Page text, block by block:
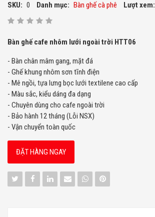
SKU: 0 Danh mục: Bàn ghế cà phê Lượt xem:
Bàn ghế cafe nhôm lưới ngoài trời HTT06
- Bàn chân mâm gang, mặt đá
- Ghế khung nhôm sơn tĩnh điện
- Mê ngồi, tựa lưng bọc lưới textilene cao cấp
- Màu sắc, kiểu dáng đa dạng
- Chuyên dùng cho cafe ngoài trời
- Bảo hành 12 tháng (Lỗi NSX)
- Vận chuyển toàn quốc
ĐẶT HÀNG NGAY